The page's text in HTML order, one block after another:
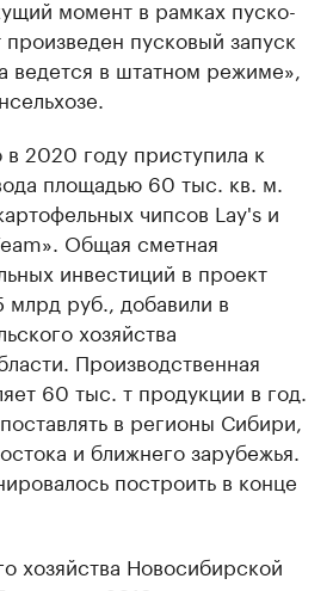
момент в рамках пуско-
пусковый запуск
ведется в штатном режиме»,
2020 году приступила к
площадью 60 тыс. кв. м.
чипсов Lay's и
Общая сметная
инвестиций в проект
млрд руб., добавили в
хозяйства
Производственная
60 тыс. т продукции в год.
в регионы Сибири,
и ближнего зарубежья.
построить в конце
хозяйства Новосибирской